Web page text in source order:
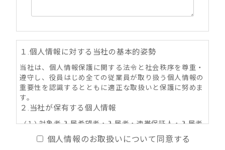
１.個人情報に対する当社の基本的姿勢
当社は、個人情報保護に関する法令と社会秩序を尊重・
遵守し、役員はじめ全ての従業員が取り扱う個人情報の
重要性を認識するとともに適正な取扱いと保護に努めま
す。
２.当社が保有する個人情報
(１) 対象者 入居希望者・入居者・連帯保証人・入居者
家族・同居人・不動産の所有者その他権利者
(２) 取得情報内容 住所・氏名・性別・生年月日・年
個人情報のお取扱いについて同意する